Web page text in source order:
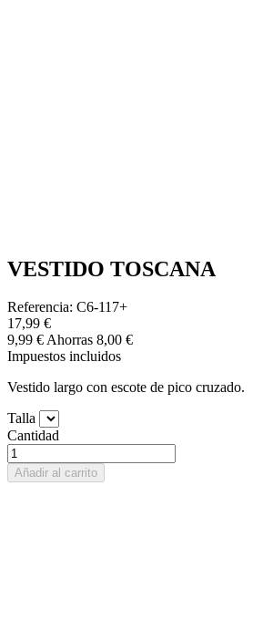
VESTIDO TOSCANA
Referencia: C6-117+
17,99 €
9,99 €Ahorras 8,00 €
Impuestos incluidos
Vestido largo con escote de pico cruzado.
Talla
Cantidad
Añadir al carrito